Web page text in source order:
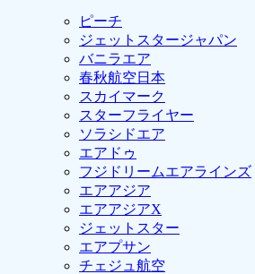
ピーチ
ジェットスタージャパン
バニラエア
春秋航空日本
スカイマーク
スターフライヤー
ソラシドエア
エアドゥ
フジドリームエアラインズ
エアアジア
エアアジアX
ジェットスター
エアプサン
チェジュ航空